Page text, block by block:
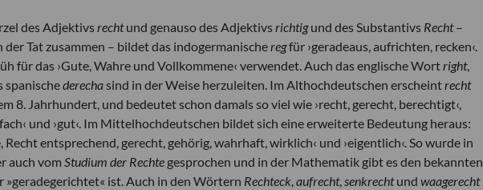
des Adjektivsrechtund genauso des Adjektivsrichtigund des Substantivs Recht–
Tat zusammen – bildet das indogermanischeregfür ›geradeaus, aufrichten, recken‹.
für das ›Gute, Wahre und Vollkommene‹ verwendet. Auch das englische Wortright,
spanischederechasind in der Weise herzuleiten. Im Althochdeutschen erscheintrecht
8. Jahrhundert, und bedeutet schon damals so viel wie ›recht, gerecht, berechtigt‹,
und ›gut‹. Im Mittelhochdeutschen bildet sich eine erweiterte Bedeutung heraus:
Recht entsprechend, gerecht, gehörig, wahrhaft, wirklich‹ und ›eigentlich‹. So wurde in
auch vom Studium der Rechte gesprochen und in der Mathematik gibt es den bekannten
»geradegerichtet« ist. Auch in den Wörtern Rechteck,aufrecht,senkrechtund waagerecht